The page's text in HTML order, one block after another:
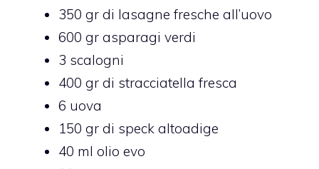
350 gr di lasagne fresche all’uovo
600 gr asparagi verdi
3 scalogni
400 gr di stracciatella fresca
6 uova
150 gr di speck altoadige
40 ml olio evo